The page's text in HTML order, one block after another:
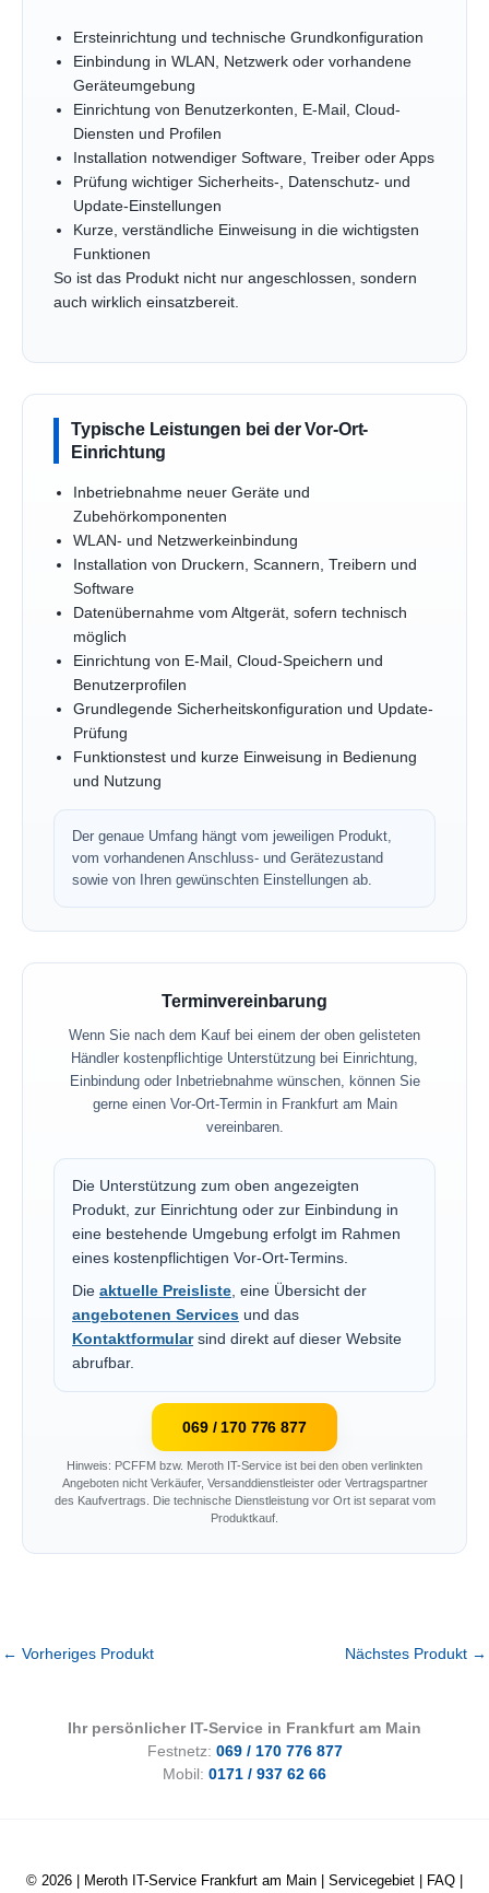
Ersteinrichtung und technische Grundkonfiguration
Einbindung in WLAN, Netzwerk oder vorhandene
Geräteumgebung
Einrichtung von Benutzerkonten, E-Mail, Cloud-
Diensten und Profilen
Installation notwendiger Software, Treiber oder Apps
Prüfung wichtiger Sicherheits-, Datenschutz- und
Update-Einstellungen
Kurze, verständliche Einweisung in die wichtigsten
Funktionen
So ist das Produkt nicht nur angeschlossen, sondern
auch wirklich einsatzbereit.
Typische Leistungen bei der Vor-Ort-
Einrichtung
Inbetriebnahme neuer Geräte und
Zubehörkomponenten
WLAN- und Netzwerkeinbindung
Installation von Druckern, Scannern, Treibern und
Software
Datenübernahme vom Altgerät, sofern technisch
möglich
Einrichtung von E-Mail, Cloud-Speichern und
Benutzerprofilen
Grundlegende Sicherheitskonfiguration und Update-
Prüfung
Funktionstest und kurze Einweisung in Bedienung
und Nutzung
Der genaue Umfang hängt vom jeweiligen Produkt,
vom vorhandenen Anschluss- und Gerätezustand
sowie von Ihren gewünschten Einstellungen ab.
Terminvereinbarung
Wenn Sie nach dem Kauf bei einem der oben gelisteten
Händler kostenpflichtige Unterstützung bei Einrichtung,
Einbindung oder Inbetriebnahme wünschen, können Sie
gerne einen Vor-Ort-Termin in Frankfurt am Main
vereinbaren.
Die Unterstützung zum oben angezeigten
Produkt, zur Einrichtung oder zur Einbindung in
eine bestehende Umgebung erfolgt im Rahmen
eines kostenpflichtigen Vor-Ort-Termins.
Die aktuelle Preisliste , eine Übersicht der
angebotenen Services und das
Kontaktformularsind direkt auf dieser Website
abrufbar.
069 / 170 776 877
Hinweis: PCFFM bzw. Meroth IT-Service ist bei den oben verlinkten
Angeboten nicht Verkäufer, Versanddienstleister oder Vertragspartner
des Kaufvertrags. Die technische Dienstleistung vor Ort ist separat vom
Produktkauf.
← Vorheriges Produkt Nächstes Produkt →
Ihr persönlicher IT-Service in Frankfurt am Main
Festnetz: 069 / 170 776 877
Mobil: 0171 / 937 62 66
© 2026 | Meroth IT-Service Frankfurt am Main Servicegebiet FAQ